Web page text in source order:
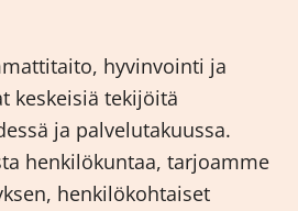
hyvinvointi ja
keskeisiä tekijöitä
ja palvelutakuussa.
henkilökuntaa, tarjoamme
henkilökohtaiset